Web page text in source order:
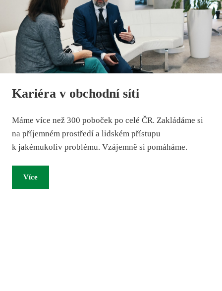
Kariéra v obchodní síti
Máme více než 300 poboček po celé ČR. Zakládáme si
na příjemném prostředí a lidském přístupu
k jakémukoliv problému. Vzájemně si pomáháme.
Více